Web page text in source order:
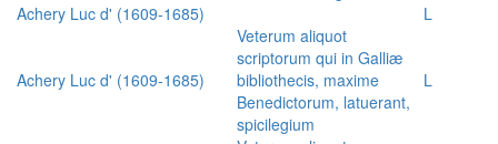
Achery Luc d' (1609-1685) L
Achery Luc d' (1609-1685)
Veterum aliquot
scriptorum qui in Galliæ
bibliothecis, maxime
Benedictorum, latuerant,
spicilegium
L